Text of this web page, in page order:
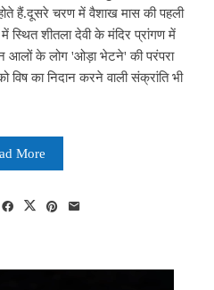
हैं.दूसरे चरण में वैशाख मास की पहली
में स्थित शीतला देवी के मंदिर प्रांगण में
आलों के लोग 'ओड़ा भेटने' की परंपरा
विष का निदान करने वाली संक्रांति भी
More